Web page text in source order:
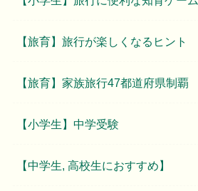
【旅育】旅行が楽しくなるヒント
【旅育】家族旅行47都道府県制覇
【小学生】中学受験
【中学生, 高校生におすすめ】